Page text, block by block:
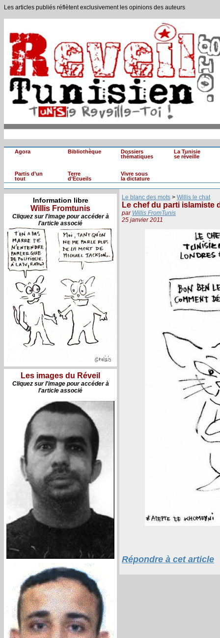
Les articles publiés réflètent exclusivement les opinions des auteurs
Agora Bibliothèque
Dossiers
thématiques
La Tunisie
se réveille
Partis d’un
tout
Terre
d’Ecueils
Vivre sous
la dictature
Information libre
Willis Fromtunis
Cliquez sur l'image pour accéder à
l'article associé
Les images du Réveil
Cliquez sur l'image pour accéder à
l'article associé
Le blanc des mots > Willis le chat
Le chef du parti islamiste
par Willis FromTunis
25 janvier 2011
Répondre à cet article